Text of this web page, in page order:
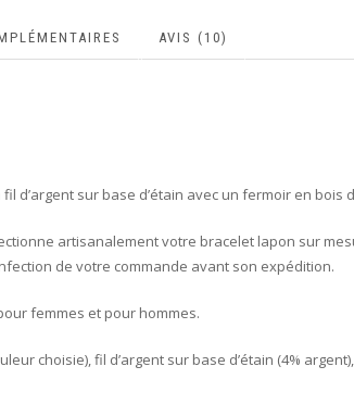
AVIS (10)
d’argent sur base d’étain avec un fermoir en
artisanalement votre bracelet lapon sur
de votre commande avant son expédition.
femmes et pour hommes.
choisie), fil d’argent sur base d’étain (4%